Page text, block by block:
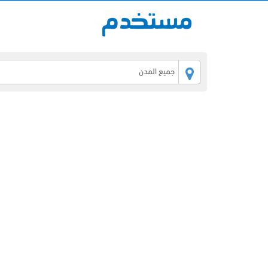
جميع المدن